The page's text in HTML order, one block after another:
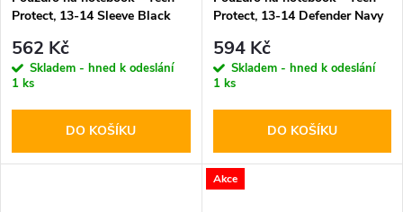
Protect, 13-14 Sleeve Black
562 Kč
Skladem - hned k odeslání
1 ks
DO KOŠÍKU
Protect, 13-14 Defender Navy
594 Kč
Skladem - hned k odeslání
1 ks
DO KOŠÍKU
Akce